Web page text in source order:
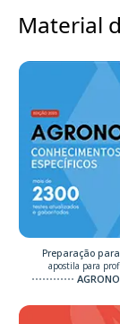
Material
Preparação
apostila para